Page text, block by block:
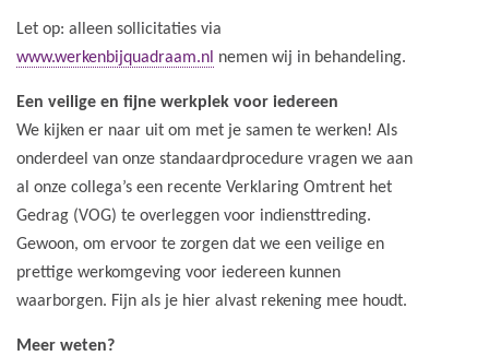
Let op: alleen sollicitaties via
www.werkenbijquadraam.nl nemen wij in behandeling.
Een veilige en fijne werkplek voor iedereen
We kijken er naar uit om met je samen te werken! Als
onderdeel van onze standaardprocedure vragen we aan
al onze collega’s een recente Verklaring Omtrent het
Gedrag (VOG) te overleggen voor indiensttreding.
Gewoon, om ervoor te zorgen dat we een veilige en
prettige werkomgeving voor iedereen kunnen
waarborgen. Fijn als je hier alvast rekening mee houdt.
Meer weten?